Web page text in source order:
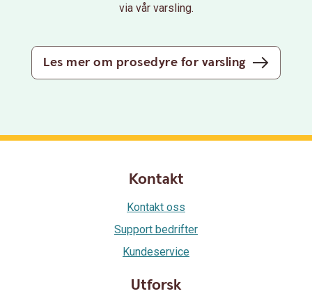
via vår varsling.
Les mer om prosedyre for varsling
Kontakt
Kontakt oss
Support bedrifter
Kundeservice
Utforsk